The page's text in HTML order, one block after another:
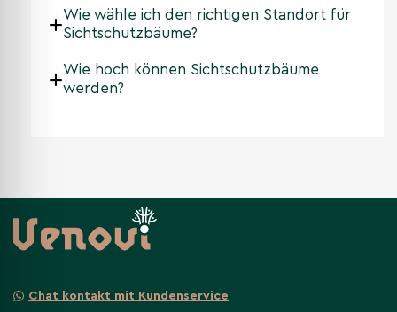
Wie wähle ich den richtigen Standort für
Sichtschutzbäume?
Wie hoch können Sichtschutzbäume
werden?
Chat kontakt mit Kundenservice